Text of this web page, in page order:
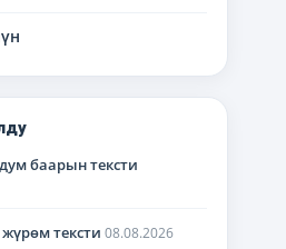
баарын тексти
тексти 08.08.2026